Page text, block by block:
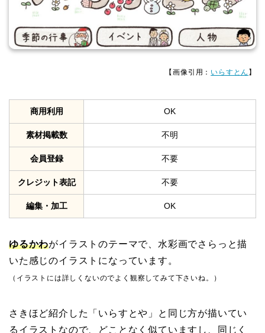
【画像引用： いらすとん 】
商用利用 OK
素材掲載数 不明
会員登録 不要
クレジット表記 不要
編集・加工 OK
ゆるかわがイラストのテーマで、水彩画でさらっと描
いた感じのイラストになっています。
（イラストには詳しくないのでよく観察してみて下さいね。）
さきほど紹介した「いらすとや」と同じ方が描いてい
るイラストなので、どことなく似ていますし、同じく